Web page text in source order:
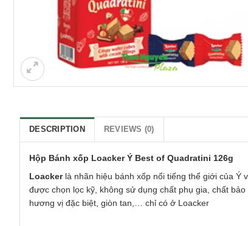
DESCRIPTION REVIEWS (0)
Hộp Bánh xốp Loacker Ý Best of Quadratini 126g
Loackerlà nhãn hiệu bánh xốp nổi tiếng thể giới của Ý
được chọn lọc kỹ, không sử dụng chất phụ gia, chất
hương vị đặc biệt, giòn tan,… chỉ có ở Loacker